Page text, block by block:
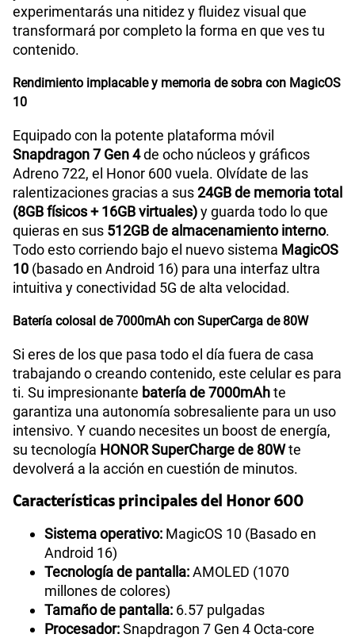
experimentarás una nitidez y fluidez visual que
transformará por completo la forma en que ves tu
contenido.
Rendimiento implacable y memoria de sobra con MagicOS
10
Equipado con la potente plataforma móvil
Snapdragon 7 Gen 4de ocho núcleos y gráficos
Adreno 722, el Honor 600 vuela. Olvídate de las
ralentizaciones gracias a sus24GB de memoria total
(8GB físicos + 16GB virtuales)y guarda todo lo que
quieras en sus 512GB de almacenamiento interno.
Todo esto corriendo bajo el nuevo sistema MagicOS
10 (basado en Android 16) para una interfaz ultra
intuitiva y conectividad 5G de alta velocidad.
Batería colosal de 7000mAh con SuperCarga de 80W
Si eres de los que pasa todo el día fuera de casa
trabajando o creando contenido, este celular es para
ti. Su impresionante batería de 7000mAhte
garantiza una autonomía sobresaliente para un uso
intensivo. Y cuando necesites un boost de energía,
su tecnología HONOR SuperCharge de 80Wte
devolverá a la acción en cuestión de minutos.
Características principales del Honor 600
Sistema operativo: MagicOS 10 (Basado en
Android 16)
Tecnología de pantalla:AMOLED (1070
millones de colores)
Tamaño de pantalla: 6.57 pulgadas
Procesador:Snapdragon 7 Gen 4 Octa-core